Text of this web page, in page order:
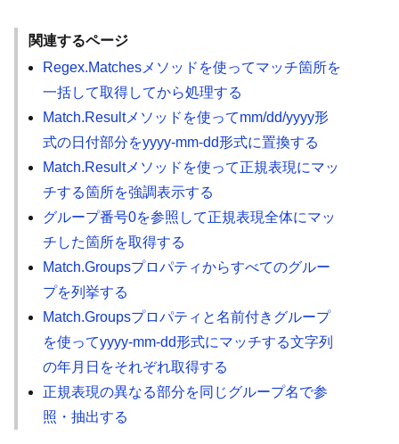
関連するページ
Regex.Matchesメソッドを使ってマッチ箇所を
一括して取得してから処理する
Match.Resultメソッドを使ってmm/dd/yyyy形
式の日付部分をyyyy-mm-dd形式に置換する
Match.Resultメソッドを使って正規表現にマッ
チする箇所を強調表示する
グループ番号0を参照して正規表現全体にマッ
チした箇所を取得する
Match.Groupsプロパティからすべてのグルー
プを列挙する
Match.Groupsプロパティと名前付きグループ
を使ってyyyy-mm-dd形式にマッチする文字列
の年月日をそれぞれ取得する
正規表現の異なる部分を同じグループ名で参
照・抽出する